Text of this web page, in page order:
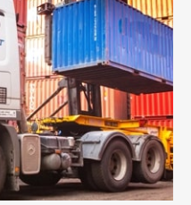
на специальном
качественно и
поможет
и из порта
контейнеровозе,
кузовах),